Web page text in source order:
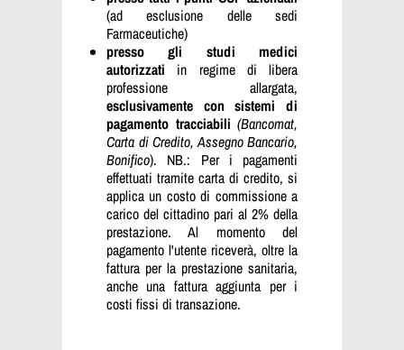
(ad esclusione delle sedi
Farmaceutiche)
presso gli studi medici
autorizzati in regime di libera
professione allargata,
esclusivamente consistemi di
pagamento tracciabili (Bancomat,
Carta di Credito, Assegno Bancario,
Bonifico). NB.: Per i pagamenti
effettuati tramite carta di credito, si
applica un costo di commissione a
carico del cittadino pari al 2% della
prestazione. Al momento del
pagamento l'utente riceverà, oltre la
fattura per la prestazione sanitaria,
anche una fattura aggiunta per i
costi fissi di transazione.